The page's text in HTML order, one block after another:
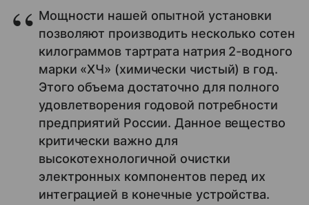
Мощности нашей опытной установки
позволяют производить несколько сотен
килограммов тартрата натрия 2-водного
марки «ХЧ» (химически чистый) в год.
Этого объема достаточно для полного
удовлетворения годовой потребности
предприятий России. Данное вещество
критически важно для
высокотехнологичной очистки
электронных компонентов перед их
интеграцией в конечные устройства.